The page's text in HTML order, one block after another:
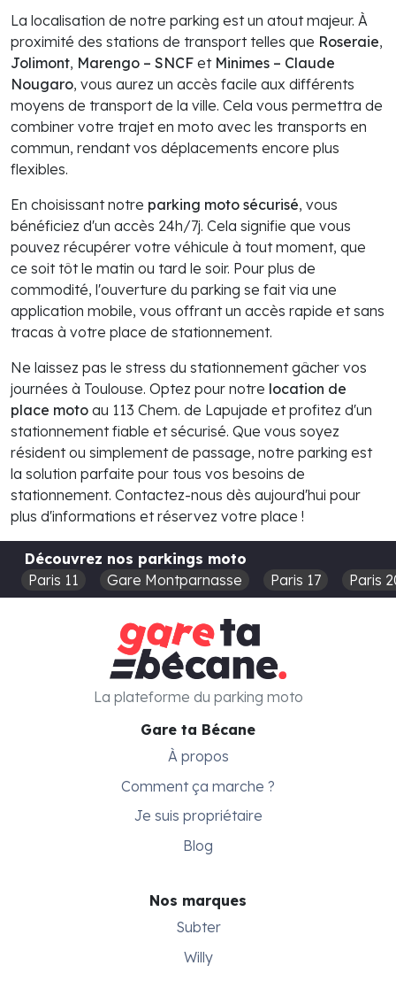
La localisation de notre parking est un atout majeur. À
proximité des stations de transport telles que Roseraie,
Jolimont, Marengo – SNCF et Minimes – Claude
Nougaro, vous aurez un accès facile aux différents
moyens de transport de la ville. Cela vous permettra de
combiner votre trajet en moto avec les transports en
commun, rendant vos déplacements encore plus
flexibles.
En choisissant notre parking moto sécurisé, vous
bénéficiez d'un accès 24h/7j. Cela signifie que vous
pouvez récupérer votre véhicule à tout moment, que
ce soit tôt le matin ou tard le soir. Pour plus de
commodité, l'ouverture du parking se fait via une
application mobile, vous offrant un accès rapide et sans
tracas à votre place de stationnement.
Ne laissez pas le stress du stationnement gâcher vos
journées à Toulouse. Optez pour notre location de
place moto au 113 Chem. de Lapujade et profitez d'un
stationnement fiable et sécurisé. Que vous soyez
résident ou simplement de passage, notre parking est
la solution parfaite pour tous vos besoins de
stationnement. Contactez-nous dès aujourd'hui pour
plus d'informations et réservez votre place !
Découvrez nos parkings moto
Paris 11
Gare Montparnasse Paris 17 Paris
Gare ta Bécane
À propos
Comment ça marche ?
Je suis propriétaire
Blog
Nos marques
Subter
Willy
La plateforme du parking moto